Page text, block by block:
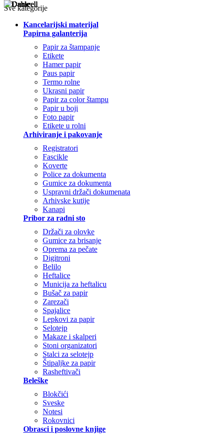
Sve kategorije
Kancelarijski materijal
Papirna galanterija
Papir za štampanje
Etikete
Hamer papir
Paus papir
Termo rolne
Ukrasni papir
Papir za color štampu
Papir u boji
Foto papir
Etikete u rolni
Arhiviranje i pakovanje
Registratori
Fascikle
Koverte
Police za dokumenta
Gumice za dokumenta
Uspravni držači dokumenata
Arhivske kutije
Kanapi
Pribor za radni sto
Držači za olovke
Gumice za brisanje
Oprema za pečate
Digitroni
Belilo
Heftalice
Municija za heftalicu
Bušač za papir
Zarezači
Spajalice
Lepkovi za papir
Selotejp
Makaze i skalperi
Stoni organizatori
Stalci za selotejp
Štipaljke za papir
Rasheftivači
Beleške
Blokčići
Sveske
Notesi
Rokovnici
Obrasci i poslovne knjige